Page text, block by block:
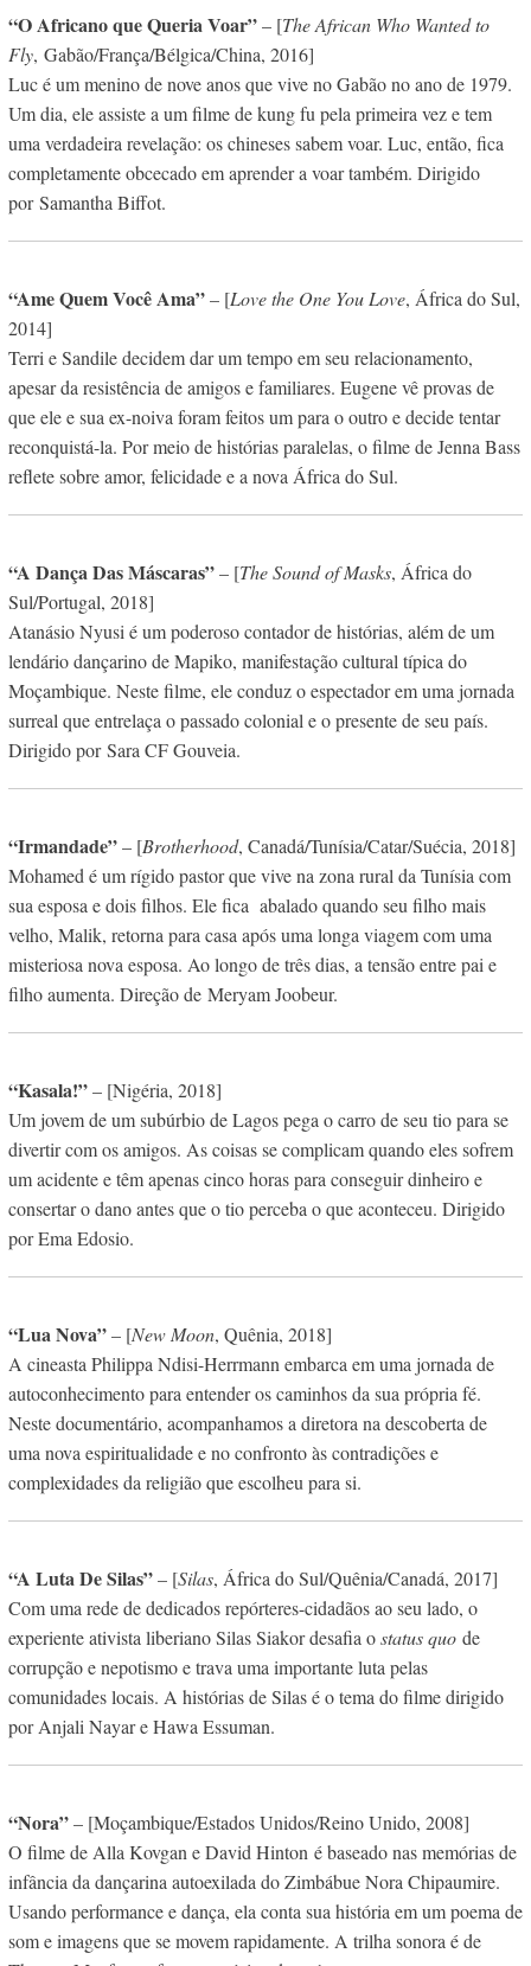
“O Africano que Queria Voar”– [The African Who Wanted to
Fly, Gabão/França/Bélgica/China, 2016]
Luc é um menino de nove anos que vive no Gabão no ano de 1979.
Um dia, ele assiste a um filme de kung fu pela primeira vez e tem
uma verdadeira revelação: os chineses sabem voar. Luc, então, fica
completamente obcecado em aprender a voar também. Dirigido
por Samantha Biffot.
“Ame Quem Você Ama”– [Love the One You Love, África do Sul,
2014]
Terri e Sandile decidem dar um tempo em seu relacionamento,
apesar da resistência de amigos e familiares. Eugene vê provas de
que ele e sua ex-noiva foram feitos um para o outro e decide tentar
reconquistá-la. Por meio de histórias paralelas, o filme de Jenna Bass
reflete sobre amor, felicidade e a nova África do Sul.
“A Dança Das Máscaras”– [The Sound of Masks, África do
Sul/Portugal, 2018]
Atanásio Nyusi é um poderoso contador de histórias, além de um
lendário dançarino de Mapiko, manifestação cultural típica do
Moçambique. Neste filme, ele conduz o espectador em uma jornada
surreal que entrelaça o passado colonial e o presente de seu país.
Dirigido por Sara CF Gouveia.
“Irmandade”– [Brotherhood, Canadá/Tunísia/Catar/Suécia, 2018]
Mohamed é um rígido pastor que vive na zona rural da Tunísia com
sua esposa e dois filhos. Ele fica abalado quando seu filho mais
velho, Malik, retorna para casa após uma longa viagem com uma
misteriosa nova esposa. Ao longo de três dias, a tensão entre pai e
filho aumenta. Direção de Meryam Joobeur.
“Kasala!”– [Nigéria, 2018]
Um jovem de um subúrbio de Lagos pega o carro de seu tio para se
divertir com os amigos. As coisas se complicam quando eles sofrem
um acidente e têm apenas cinco horas para conseguir dinheiro e
consertar o dano antes que o tio perceba o que aconteceu. Dirigido
por Ema Edosio.
“Lua Nova”– [New Moon, Quênia, 2018]
A cineasta Philippa Ndisi-Herrmann embarca em uma jornada de
autoconhecimento para entender os caminhos da sua própria fé.
Neste documentário, acompanhamos a diretora na descoberta de
uma nova espiritualidade e no confronto às contradições e
complexidades da religião que escolheu para si.
“A Luta De Silas”– [Silas, África do Sul/Quênia/Canadá, 2017]
Com uma rede de dedicados repórteres-cidadãos ao seu lado, o
experiente ativista liberiano Silas Siakor desafia ostatus quode
corrupção e nepotismo e trava uma importante luta pelas
comunidades locais. A histórias de Silas é o tema do filme dirigido
por Anjali Nayar e Hawa Essuman.
“Nora”– [Moçambique/Estados Unidos/Reino Unido, 2008]
O filme de Alla Kovgan e David Hinton é baseado nas memórias de
infância da dançarina autoexilada do Zimbábue Nora Chipaumire.
Usando performance e dança, ela conta sua história em um poema de
som e imagens que se movem rapidamente. A trilha sonora é de